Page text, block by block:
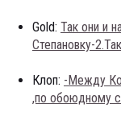
Gold: Так они и
Степановку-
Клоп: -Между
,по обоюдному